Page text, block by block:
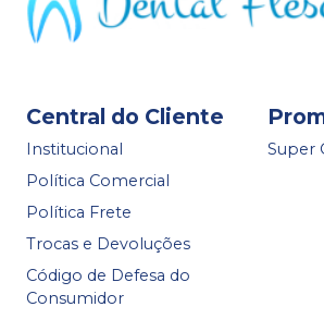
Central do Cliente
Institucional
Política Comercial
Política Frete
Trocas e Devoluções
Código de Defesa do
Consumidor
Super